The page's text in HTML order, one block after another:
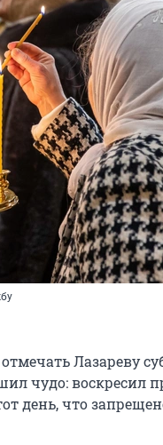
Лазареву
чудо: воскресил
день, что